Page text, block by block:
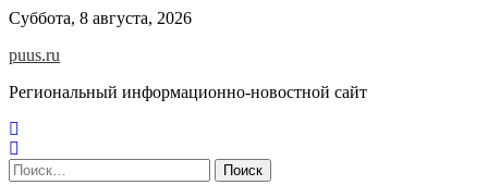
Skip
content
Суббота, 8 августа, 2026
puus.ru
Региональный информационно-новостной сайт
Найти: